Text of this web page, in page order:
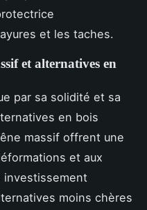
et les taches.
et alternatives en
par sa solidité et sa
en bois
massif offrent une
et aux
investissement
moins chères